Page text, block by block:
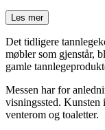
Les mer
Det tidligere
møbler som gjenstår,
gamle
Messen har for
visningssted. Kunsten
venterom og toaletter.